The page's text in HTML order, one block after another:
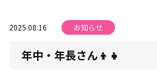
2025.08.16 お知らせ
年中・年長さん👦👧